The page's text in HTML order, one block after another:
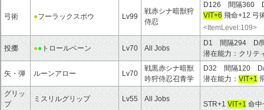
弓術 ●フーラックスボウ Lv99
戦赤シナ暗獣狩
侍忍
D126 間隔360
VIT+6 飛命+12 弓
<ItemLevel:109>
投擲 ●● トロールベーン Lv70 All Jobs
D1 間隔294
潜在能力：クリテ
矢・弾 ルーンアロー Lv70
戦黒赤シナ暗獣
吟狩侍忍召青学
D32 間隔120
潜在能力： VIT+1
グリッ
プ
ミスリルグリップ Lv55 All Jobs
STR+1 VIT+1 命中